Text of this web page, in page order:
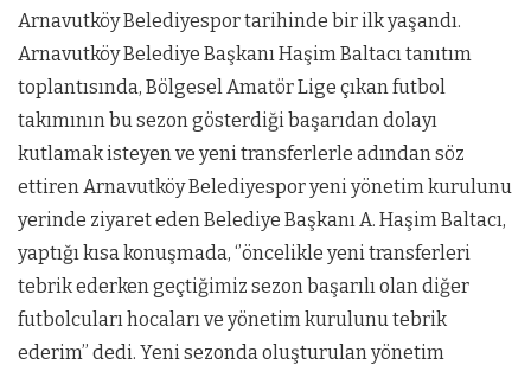
Arnavutköy Belediyespor tarihinde bir ilk yaşandı.
Arnavutköy Belediye Başkanı Haşim Baltacı tanıtım
toplantısında, Bölgesel Amatör Lige çıkan futbol
takımının bu sezon gösterdiği başarıdan dolayı
kutlamak isteyen ve yeni transferlerle adından söz
ettiren Arnavutköy Belediyespor yeni yönetim kurulunu
yerinde ziyaret eden Belediye Başkanı A. Haşim Baltacı,
yaptığı kısa konuşmada, ‘’öncelikle yeni transferleri
tebrik ederken geçtiğimiz sezon başarılı olan diğer
futbolcuları hocaları ve yönetim kurulunu tebrik
ederim’’ dedi. Yeni sezonda oluşturulan yönetim